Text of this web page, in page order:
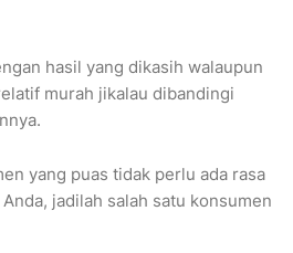
hasil yang dikasih walaupun
murah jikalau dibandingi
yang puas tidak perlu ada rasa
jadilah salah satu konsumen